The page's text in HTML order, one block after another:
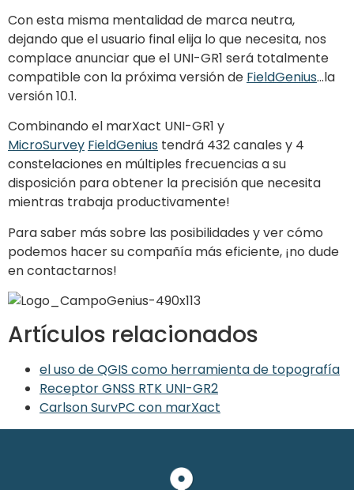
Con esta misma mentalidad de marca neutra,
dejando que el usuario final elija lo que necesita, nos
complace anunciar que el UNI-GR1 será totalmente
compatible con la próxima versión de FieldGenius...la
versión 10.1.
Combinando el marXact UNI-GR1 y
MicroSurvey FieldGenius tendrá 432 canales y 4
constelaciones en múltiples frecuencias a su
disposición para obtener la precisión que necesita
mientras trabaja productivamente!
Para saber más sobre las posibilidades y ver cómo
podemos hacer su compañía más eficiente, ¡no dude
en contactarnos!
Artículos relacionados
el uso de QGIS como herramienta de topografía
Receptor GNSS RTK UNI-GR2
Carlson SurvPC con marXact